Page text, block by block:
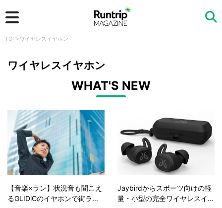
TOP>ワイヤレスイヤホン
ワイヤレスイヤホン
WHAT'S NEW
【音楽×ラン】状況音も聞こえ
るGLIDiCのイヤホンで街ラ...
Jaybirdからスポーツ向けの軽
量・小型の完全ワイヤレスイ...